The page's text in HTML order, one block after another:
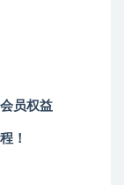
员权益
！